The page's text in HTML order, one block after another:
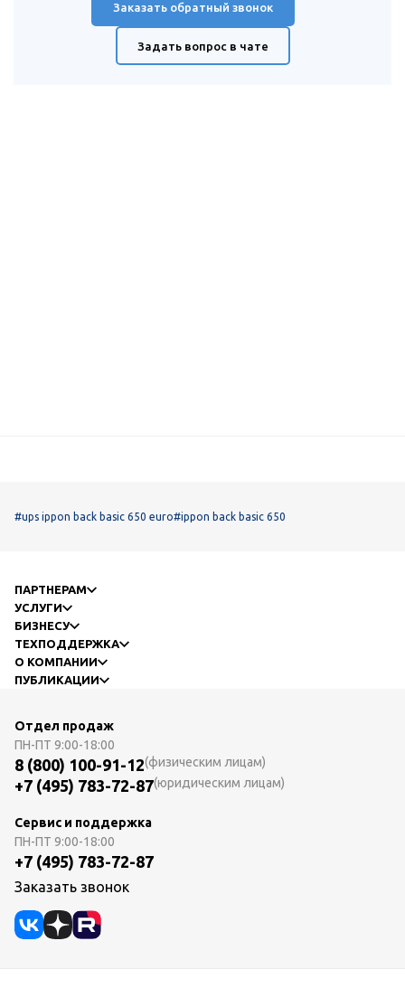
Заказать обратный звонок
Задать вопрос в чате
#ups ippon back basic 650 euro#ippon back basic 650
ПАРТНЕРАМ
УСЛУГИ
БИЗНЕСУ
ТЕХПОДДЕРЖКА
О КОМПАНИИ
ПУБЛИКАЦИИ
Отдел продаж
ПН-ПТ 9:00-18:00
8 (800) 100-91-12(физическим лицам)
+7 (495) 783-72-87(юридическим лицам)
Сервис и поддержка
ПН-ПТ 9:00-18:00
+7 (495) 783-72-87
Заказать звонок